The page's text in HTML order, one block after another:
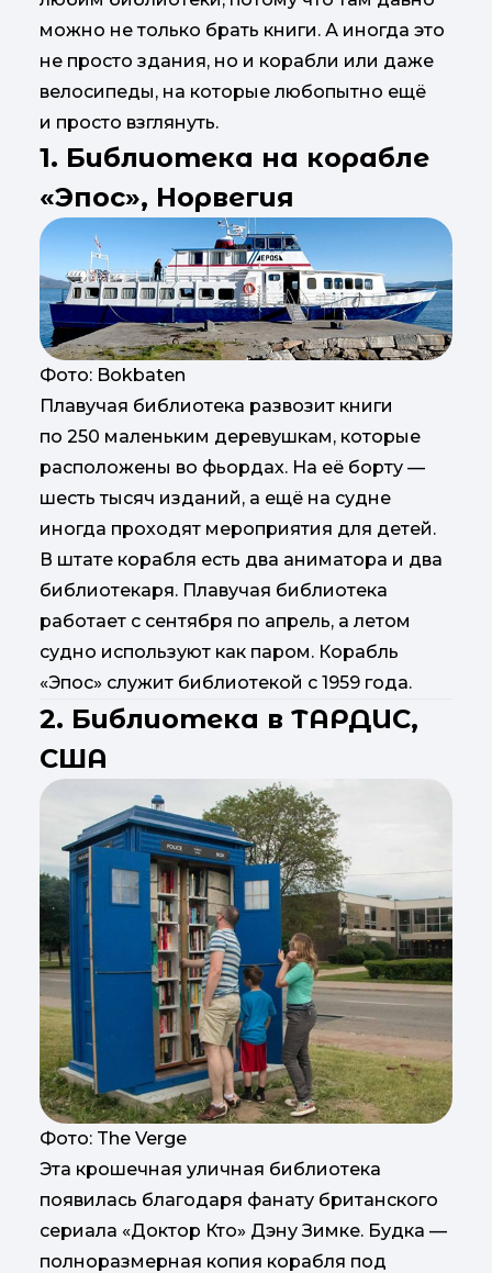
можно не только брать книги. А иногда это
не просто здания, но и корабли или даже
велосипеды, на которые любопытно ещё
и просто взглянуть.
1. Библиотека на корабле
«Эпос», Норвегия
Фото: Bokbaten
Плавучая библиотека развозит книги
по 250 маленьким деревушкам, которые
расположены во фьордах. На её борту —
шесть тысяч изданий, а ещё на судне
иногда проходят мероприятия для детей.
В штате корабля есть два аниматора и два
библиотекаря. Плавучая библиотека
работает с сентября по апрель, а летом
судно используют как паром. Корабль
«Эпос» служит библиотекой с 1959 года.
2. Библиотека в ТАРДИС,
США
Фото: The Verge
Эта крошечная уличная библиотека
появилась благодаря фанату британского
сериала «Доктор Кто» Дэну Зимке. Будка —
полноразмерная копия корабля под